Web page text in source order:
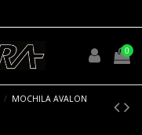
0
MOCHILA AVALON